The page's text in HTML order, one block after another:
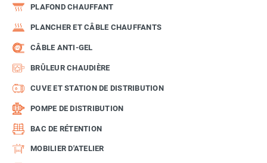
PLAFOND CHAUFFANT
PLANCHER ET CÂBLE CHAUFFANTS
CÂBLE ANTI-GEL
BRÛLEUR CHAUDIÈRE
CUVE ET STATION DE DISTRIBUTION
POMPE DE DISTRIBUTION
BAC DE RÉTENTION
MOBILIER D'ATELIER